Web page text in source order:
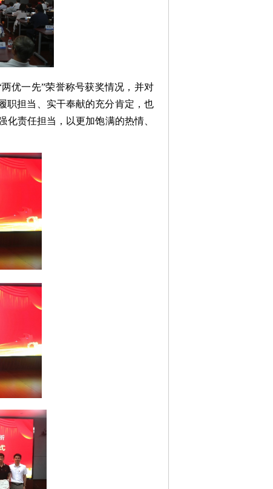
优一先”荣誉称号获奖情况，并对
职担当、实干奉献的充分肯定，也
责任担当，以更加饱满的热情、